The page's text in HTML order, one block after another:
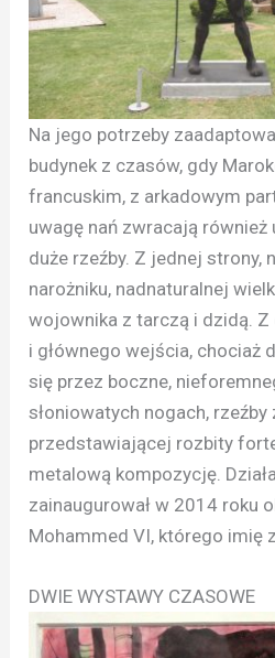
Na jego potrzeby
budynek z czasów, gdy
francuskim, z arkadowym
uwagę nań zwracają
duże rzeźby. Z jednej strony,
narożniku, nadnaturalnej
wojownika z tarczą i dzidą.
i głównego wejścia, chociaż
się przez boczne,
słoniowatych nogach, rzeźby
przedstawiającej rozbity
metalową kompozycję.
zainaugurował w 2014 roku
Mohammed VI, którego imię
DWIE WYSTAWY CZASOWE